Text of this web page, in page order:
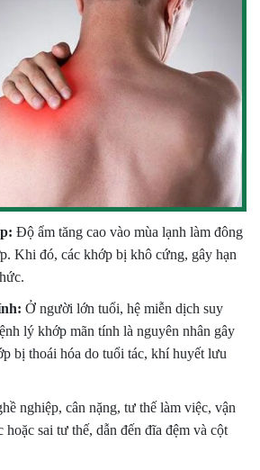
Độ ẩm tăng cao vào mùa lạnh làm đông
Khi đó, các khớp bị khô cứng, gây hạn
Ở người lớn tuổi, hệ miễn dịch suy
lý khớp mãn tính là nguyên nhân gây
bị thoái hóa do tuổi tác, khí huyết lưu
nghiệp, cân nặng, tư thế làm việc, vận
hoặc sai tư thế, dẫn đến đĩa đệm và cột